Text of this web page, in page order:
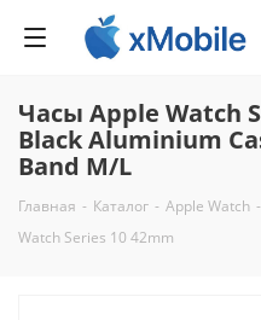
Часы Apple Watch
Black Aluminium
Band M/L
Главная - Каталог - Apple Watch -
Watch Series 10 42mm